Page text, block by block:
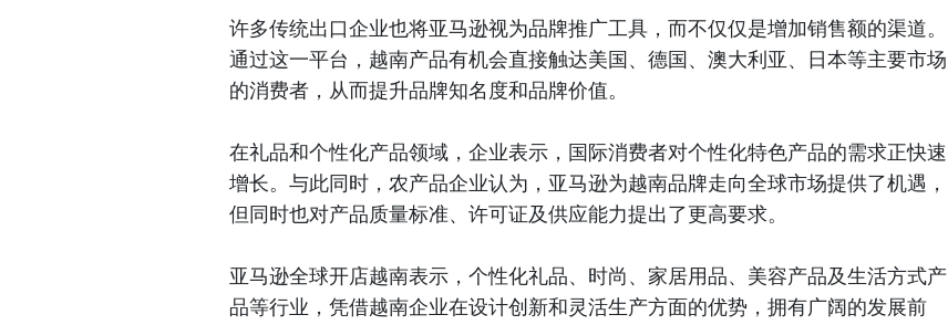
许多传统出口企业也将亚马逊视为品牌推广工具，而不仅仅是增加销售额的渠道。
通过这一平台，越南产品有机会直接触达美国、德国、澳大利亚、日本等主要市场
的消费者，从而提升品牌知名度和品牌价值。
在礼品和个性化产品领域，企业表示，国际消费者对个性化特色产品的需求正快速
增长。与此同时，农产品企业认为，亚马逊为越南品牌走向全球市场提供了机遇，
但同时也对产品质量标准、许可证及供应能力提出了更高要求。
亚马逊全球开店越南表示，个性化礼品、时尚、家居用品、美容产品及生活方式产
品等行业，凭借越南企业在设计创新和灵活生产方面的优势，拥有广阔的发展前